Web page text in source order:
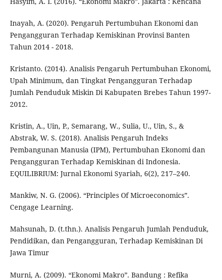
Inayah, A. (2020). Pengaruh Pertumbuhan Ekonomi dan
Pengangguran Terhadap Kemiskinan Provinsi Banten
Tahun 2014 - 2018.
Kristanto. (2014). Analisis Pengaruh Pertumbuhan Ekonomi,
Upah Minimum, dan Tingkat Pengangguran Terhadap
Jumlah Penduduk Miskin Di Kabupaten Brebes Tahun 1997-
2012.
Kristin, A., Uin, P., Semarang, W., Sulia, U., Uin, S., &
Abstrak, W. S. (2018). Analisis Pengaruh Indeks
Pembangunan Manusia (IPM), Pertumbuhan Ekonomi dan
Pengangguran Terhadap Kemiskinan di Indonesia.
EQUILIBRIUM: Jurnal Ekonomi Syariah, 6(2), 217–240.
Mankiw, N. G. (2006). “Principles Of Microeconomics”.
Cengage Learning.
Mahsunah, D. (t.thn.). Analisis Pengaruh Jumlah Penduduk,
Pendidikan, dan Pengangguran, Terhadap Kemiskinan Di
Jawa Timur
Murni, A. (2009). “Ekonomi Makro”. Bandung : Refika